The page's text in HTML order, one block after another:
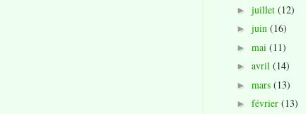
► juillet (12)
► juin (16)
► mai (11)
► avril (14)
► mars (13)
► février (13)